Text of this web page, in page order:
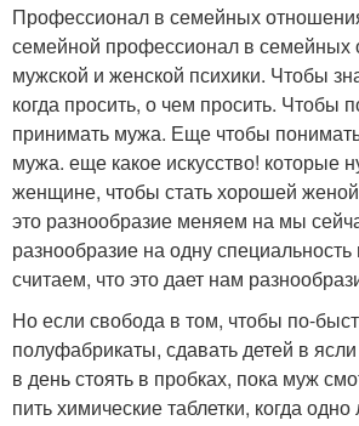
Профессионал в семейных
семейной профессионал в семейных
мужской и женской психики. Чтобы
когда просить, о чем просить. Чтобы
принимать мужа. Еще чтобы
мужа. еще какое искусство! которые
женщине, чтобы стать хорошей
это разнообразие меняем на мы
разнообразие на одну
считаем, что это дает нам
Но если свобода в том, чтобы по-
полуфабрикаты, сдавать детей в
в день стоять в пробках, пока муж
пить химические таблетки, когда